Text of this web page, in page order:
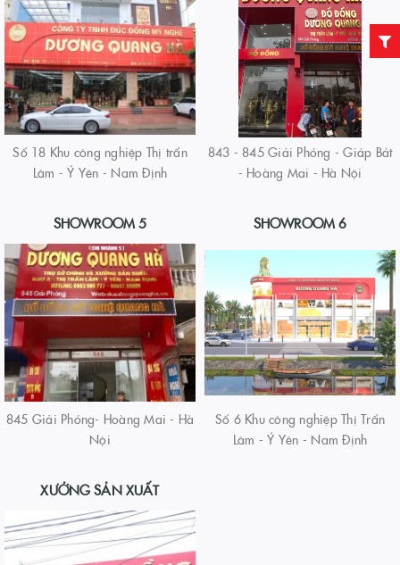
Số 18 Khu công nghiệp Thị trấn
Lâm - Ý Yên - Nam Định
843 - 845 Giải Phóng - Giáp Bát
- Hoàng Mai - Hà Nội
SHOWROOM 5
845 Giải Phóng- Hoàng Mai - Hà
Nội
SHOWROOM 6
Số 6 Khu công nghiệp Thị Trấn
Lâm - Ý Yên - Nam Định
XƯỞNG SẢN XUẤT